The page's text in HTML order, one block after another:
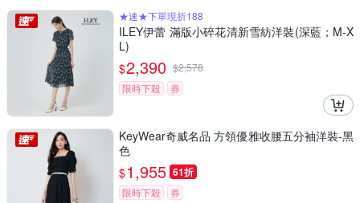
★速★下單現折188
ILEY伊蕾 滿版小碎花清新雪紡洋裝(深藍；M-X
L)
$2,390 $2,578
限時下殺
券
KeyWear奇威名品 方領優雅收腰五分袖洋裝-黑
色
$1,955 61折
限時下殺 券